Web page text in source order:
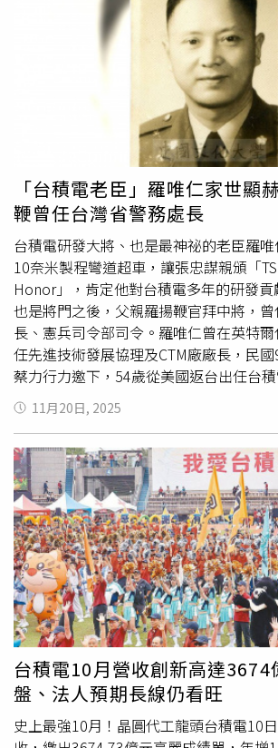
至420億美元，但在大量廠務工程以及
下，法人預期明年資本支出上看500億美
用於先進製程的研發以及擴產。為順利在
以及德國擴廠，供應鏈透露，目前台積希
在地化的策略，過去可以提前1年布局，
台積一起練兵，確保在量產時不會有大問
稅後淨利、營業利益率及EPS三項指標皆
名，但中華徵信所（CRIF）25日示警，
顯示，其美國亞利桑那廠前3季貢獻47.69
年就已有47.28億元的貢獻，意味著第3季
低於市場預期。CRIF預期，其亞利桑那廠
表現恐難顯著提升。台積亞利桑那州的
大縮水，外媒披露，主要是外包的氣體供
障，導致產線中斷，造成數千片的晶圓
積日前已表明，海外擴廠將讓毛利率在5
力，亞利桑那廠雖在首季轉虧為盈，但
需長期觀察。
「台積電老臣」羅唯仁家世
鞭曾任台灣省警務處長
台積電研發大將、也是最神祕的老臣羅
10奈米製程彎道超車，讓張忠謀親頒「
Honor」，肯定他對台積電多年的研發
也是將門之後，父親羅揚鞭官拜中將，
長、憲兵司令部司令。羅唯仁曾在英特
任先進技術發展協理及CTM廠廠長，民
蔡力行力邀下，54歲從美國返台出任台
帶領台積電研發團隊獲得超過1500項專
米之前的技術製程不比英特爾，憑藉代
唯仁建議下，台積電成立「技術開發夜
班，也加入小夜班、大夜班，實現24小
計畫，並給出底薪增加3成、分紅增加5
2016年底量產10奈米製程，與英特爾拉
因此獲得時任執行長張忠謀親自頒贈的
Honor」最高榮譽，認為他勇於承擔，
決策。羅唯仁處事低調，幾乎不出席公
達執行長黃仁勳來台，羅唯仁罕見共同
月獲頒工研院院士殊榮，除此之外，鮮
合，因此被認為是台積電最神祕的老臣。
顯赫，父親羅揚鞭民國38年來台，先後擔
長、台灣省警務處長兼北市警局長及憲兵
鞭任職警務處長時，冠德建設集團前總裁
11月20日, 2025
台積電10月營收創新高達
盤、法人預期長線仍看旺
史上最強10月！晶圓代工龍頭台積電10